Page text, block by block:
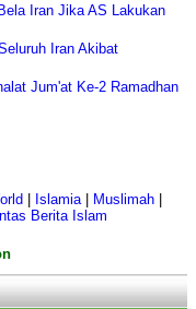
Iran Jika AS Lakukan
Iran Akibat
Jum'at Ke-2 Ramadhan
Islamia| Muslimah|
Berita Islam